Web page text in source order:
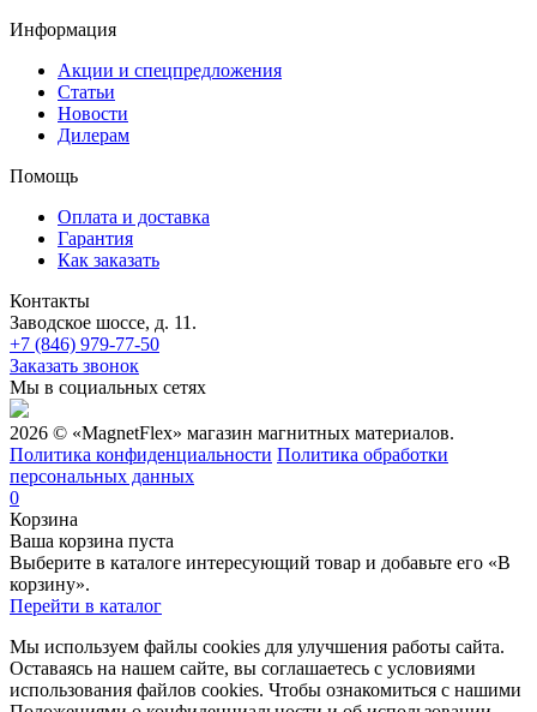
Информация
Акции и спецпредложения
Статьи
Новости
Дилерам
Помощь
Оплата и доставка
Гарантия
Как заказать
Контакты
Заводское шоссе, д. 11.
+7 (846) 979-77-50
Заказать звонок
Мы в социальных сетях
2026 © «MagnetFlex» магазин магнитных материалов.
Политика конфиденциальности Политика обработки
персональных данных
0
Корзина
Ваша корзина пуста
Выберите в каталоге интересующий товар и добавьте его «В
корзину».
Перейти в каталог
Мы используем файлы cookies для улучшения работы сайта.
Оставаясь на нашем сайте, вы соглашаетесь с условиями
использования файлов cookies. Чтобы ознакомиться с нашими